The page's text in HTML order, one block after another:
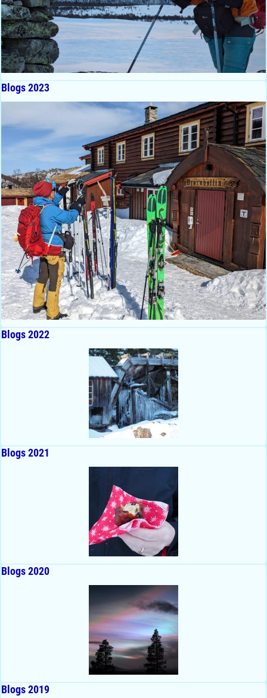
Blogs 2023
Blogs 2022
Blogs 2021
Blogs 2020
Blogs 2019